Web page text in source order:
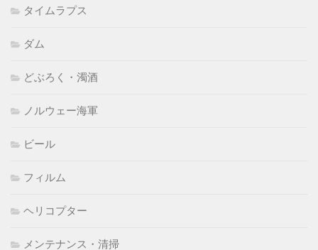
タイムラプス
ダム
どぶろく・濁酒
ノルウェー海軍
ビール
フィルム
ヘリコプター
メンテナンス・清掃